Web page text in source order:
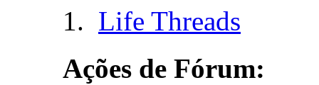
Life Threads
Ações de Fórum: